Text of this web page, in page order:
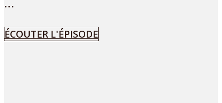
ÉCOUTER L'ÉPISODE